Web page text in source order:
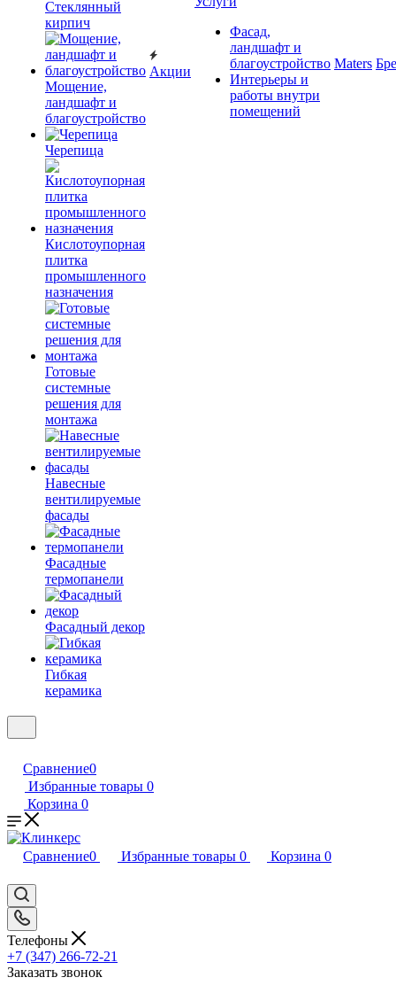
Cтеклянный
кирпич
Мощение,
ландшафт и
благоустройство
Черепица
Кислотоупорная
плитка
промышленного
назначения
Готовые
системные
решения для
монтажа
Навесные
вентилируемые
фасады
Фасадные
термопанели
Фасадный декор
Гибкая
керамика
Акции
Фасад,
ландшафт и
благоустройство
Интерьеры и
работы внутри
помещений
Maters
Сравнение0
Избранные товары 0
Корзина 0
Сравнение0 Избранные товары 0 Корзина 0
Телефоны
+7 (347) 266-72-21
Заказать звонок